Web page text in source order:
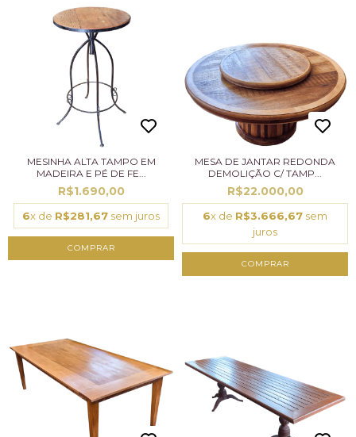
MESINHA ALTA TAMPO EM
MADEIRA E PÉ DE FE...
R$1.690,00
6x de R$281,67 sem juros
MESA DE JANTAR REDONDA
DEMOLIÇÃO C/ TAMP...
R$22.000,00
6x de R$3.666,67 sem
juros